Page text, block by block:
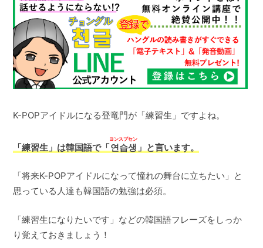
K-POPアイドルになる登竜門が「練習生」ですよね。
「練習生」は韓国語で「연습생
ヨンスプセン
」と言います。
「将来K-POPアイドルになって憧れの舞台に立ちたい」と
思っている人達も韓国語の勉強は必須。
「練習生になりたいです」などの韓国語フレーズをしっか
り覚えておきましょう！